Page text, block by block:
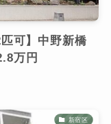
可】中野新橋
万円
新宿区